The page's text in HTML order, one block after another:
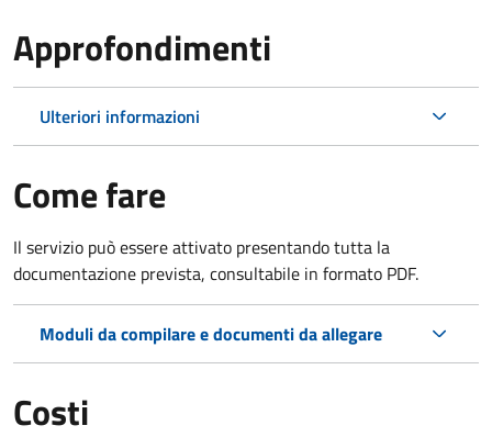
Approfondimenti
Ulteriori informazioni
Come fare
Il servizio può essere attivato presentando tutta la
documentazione prevista, consultabile in formato PDF.
Moduli da compilare e documenti da allegare
Costi